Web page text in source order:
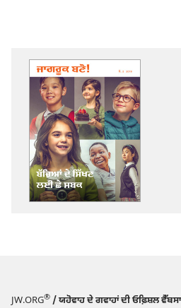
JW.ORG® / ਯਹੋਵਾਹ ਦੇ ਗਵਾਹਾਂ ਦੀ ਓਫ਼ਿਸ਼ਲ